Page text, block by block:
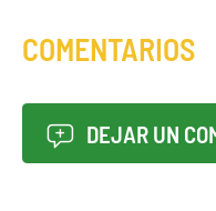
COMENTARIOS
DEJAR UN